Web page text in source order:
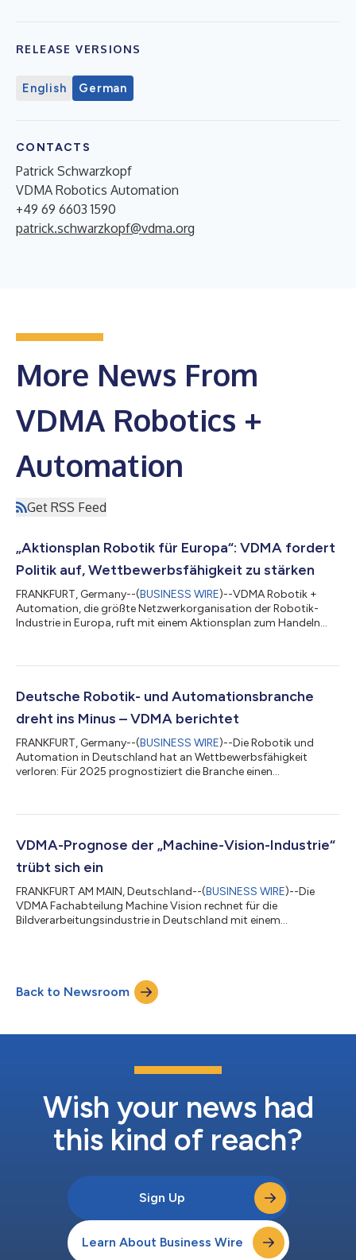
RELEASE VERSIONS
English German
CONTACTS
Patrick Schwarzkopf
VDMA Robotics Automation
+49 69 6603 1590
patrick.schwarzkopf@vdma.org
More News From
VDMA Robotics +
Automation
Get RSS Feed
„Aktionsplan Robotik für Europa“: VDMA fordert
Politik auf, Wettbewerbsfähigkeit zu stärken
FRANKFURT, Germany--(BUSINESS WIRE)--VDMA Robotik +
Automation, die größte Netzwerkorganisation der Robotik-
Industrie in Europa, ruft mit einem Aktionsplan zum Handeln
Wirtschaft fällt in der internationalen Wettbewerbsfähigkeit
Dr. Dietmar Ley, Vorsitzender von VDMA Robotik + Automation.
Deutsche Robotik- und Automationsbranche
dreht ins Minus – VDMA berichtet
FRANKFURT, Germany--(BUSINESS WIRE)--Die Robotik und
Automation in Deutschland hat an Wettbewerbsfähigkeit
verloren: Für 2025 prognostiziert die Branche einen
Umsatz von minus 6 Prozent mit 15,2 Milliarden Euro ab. „Die
signalisiert Handlungsbedarf“, sagt Dr. Dietmar Ley,
Vorsitzender von VDMA Robotik + Automation. „Der Abwärtst...
VDMA-Prognose der „Machine-Vision-Industrie“
trübt sich ein
FRANKFURT AM MAIN, Deutschland--(BUSINESS WIRE)--Die
VDMA Fachabteilung Machine Vision rechnet für die
Bildverarbeitungsindustrie in Deutschland mit einem
Trendwechsel zu erwarten. Die Branche erwartet neue Impulse
von der Weltleitmesse VISION. „Das verarbeitende Gewerbe ist
der wichtigste Abnehmer für die Bildverarbeitung...
Back to Newsroom
Wish your news had
this kind of reach?
Sign Up
Learn About Business Wire